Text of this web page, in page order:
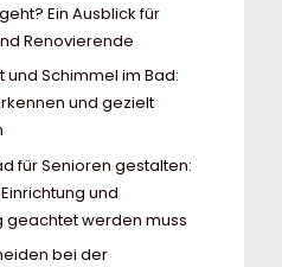
Ein Ausblick für
Renovierende
und Schimmel im Bad:
und gezielt
für Senioren gestalten:
und
geachtet werden muss
bei der